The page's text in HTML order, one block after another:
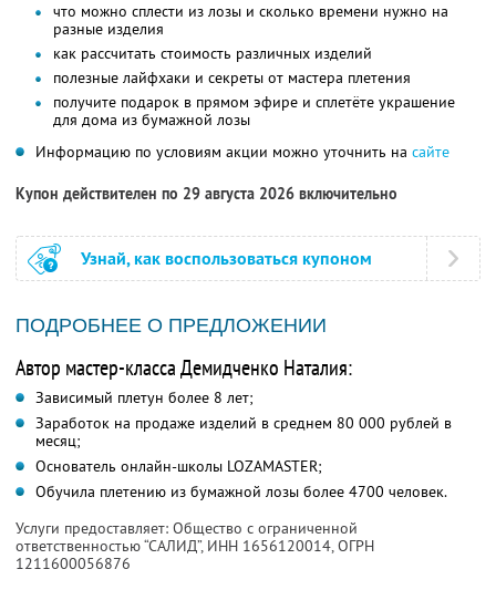
что можно сплести из лозы и сколько времени нужно на
разные изделия
как рассчитать стоимость различных изделий
полезные лайфхаки и секреты от мастера плетения
получите подарок в прямом эфире и сплетёте украшение
для дома из бумажной лозы
Информацию по условиям акции можно уточнить на сайте
Купон действителен по 29 августа 2026 включительно
Узнай, как воспользоваться купоном
ПОДРОБНЕЕ О ПРЕДЛОЖЕНИИ
Автор мастер-класса Демидченко Наталия:
Зависимый плетун более 8 лет;
Заработок на продаже изделий в среднем 80 000 рублей в
месяц;
Основатель онлайн-школы LOZAMASTER;
Обучила плетению из бумажной лозы более 4700 человек.
Услуги предоставляет: Общество с ограниченной
ответственностью “САЛИД”, ИНН 1656120014, ОГРН
1211600056876